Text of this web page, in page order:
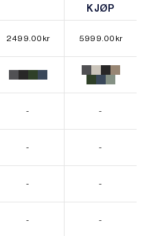
KJØP
KJØP
2499.00 kr 5999.00 kr
- -
- -
- -
- -